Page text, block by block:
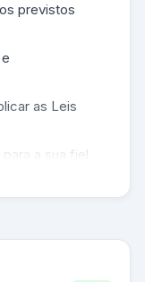
previstos
as Leis
a sua fiel
de lei
por